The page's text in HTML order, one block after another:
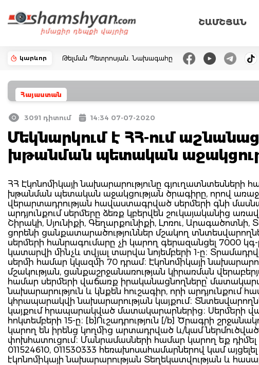
ՇԱՄՇՅԱՆ
կարևոր Թելման Պետրոսյան. Նախագահը
Հայաստան
3091 դիտում 14:34 07-07-2020
Մեկնարկում է ՀՀ-ում
խթանման պետական
ՀՀ Էկոնոմիկայի նախարարությունը գյուղատնտեսների
խթանման պետական աջակցության ծրագիրը, որով
վերարտադրության հավաստագրված սերմերի գնի
արդյունքում սերմերը ձեռք կբերվեն շուկայականից
Շիրակի, Սյունիքի, Գեղարքունիքի, Լոռու,
ցորենի ցանքատարածություններ մշակող
սերմերի հանրագումարը չի կարող գերազանցել 7000
կատարվի մինչև տվյալ տարվա նոյեմբերի 1-ը։
սերմի համար կկազմի 70 դրամ։ Էկոնոմիկայի
մշակության, ցանքաշրջանառության կիրառման
համար սերմերի վաճառք իրականացնողները՝
նախարարություն և կնքեն հուշագիր, որի արդյունքում
կհրապարակվի նախարարության կայքում։
կայքում հրապարակված մատակարարներից։ Սերմերի
հոկտեմբերի 15-ը։ [b]Ուշադրություն [/b] Ծրագրի
կարող են իրենց կողմից արտադրված և/կամ
փոխհատուցում։ Մանրամասների համար կարող եք դիմել
011524610, 011530333 հեռախոսահամարներով կամ
էկոնոմիկայի նախարարության Տեղեկատվության և